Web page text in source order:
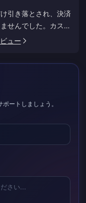
引き落とされ、決済
せんでした。カスタ
国語で話し出したの
ュー
ートしましょう。